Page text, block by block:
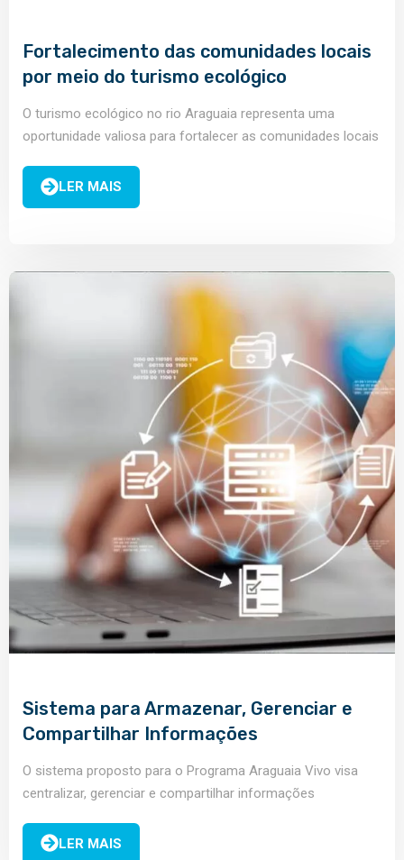
Fortalecimento das comunidades locais
por meio do turismo ecológico
O turismo ecológico no rio Araguaia representa uma
oportunidade valiosa para fortalecer as comunidades locais
LER MAIS
Sistema para Armazenar, Gerenciar e
Compartilhar Informações
O sistema proposto para o Programa Araguaia Vivo visa
centralizar, gerenciar e compartilhar informações
região do rio...
LER MAIS